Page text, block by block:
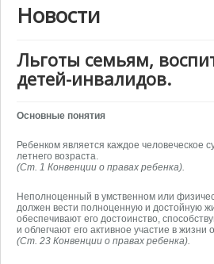
Новости
Льготы семьям,
детей-инвалидов.
Основные понятия
Ребенком является каждое человеческое
летнего возраста.
(Ст. 1 Конвенции о правах ребенка).
Неполноценный в умственном или
должен вести полноценную и достойную
обеспечивают его достоинство,
и облегчают его активное участие в жизни
(Ст. 23 Конвенции о правах ребенка).